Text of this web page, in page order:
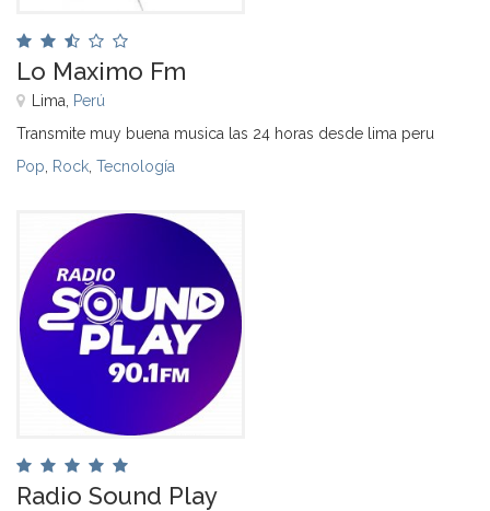
Lo Maximo Fm
Lima, Perú
Transmite muy buena musica las 24 horas desde lima peru
Pop Rock Tecnología
Radio Sound Play